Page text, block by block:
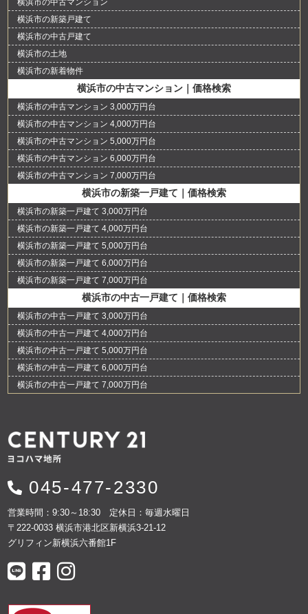
横浜市の中古マンション
横浜市の新築戸建て
横浜市の中古戸建て
横浜市の土地
横浜市の新着物件
横浜市の中古マンション｜価格検索
横浜市の中古マンション 3,000万円台
横浜市の中古マンション 4,000万円台
横浜市の中古マンション 5,000万円台
横浜市の中古マンション 6,000万円台
横浜市の中古マンション 7,000万円台
横浜市の新築一戸建て｜価格検索
横浜市の新築一戸建て 3,000万円台
横浜市の新築一戸建て 4,000万円台
横浜市の新築一戸建て 5,000万円台
横浜市の新築一戸建て 6,000万円台
横浜市の新築一戸建て 7,000万円台
横浜市の中古一戸建て｜価格検索
横浜市の中古一戸建て 3,000万円台
横浜市の中古一戸建て 4,000万円台
横浜市の中古一戸建て 5,000万円台
横浜市の中古一戸建て 6,000万円台
横浜市の中古一戸建て 7,000万円台
045-477-2330
営業時間：9:30～18:30 定休日：毎週水曜日
〒222-0033 横浜市港北区新横浜3-21-12
グリフィン新横浜六番館1F